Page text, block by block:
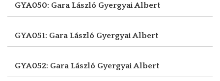
GYA050: Gara László Gyergyai Albert
GYA051: Gara László Gyergyai Albert
GYA052: Gara László Gyergyai Albert